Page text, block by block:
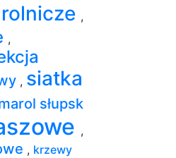
,
,
, siatka
słupsk
,
, krzewy